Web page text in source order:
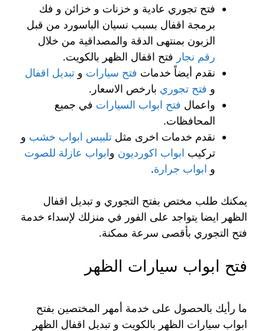
فتح تجوري عادية و خزنات و خزائن و فك
برمجة اقفال بسبب نسيان الباسورد من قبل
الزبون بمنتهى الدقة والمصداقية من خلال
رقم نجار فتح اقفال الظهر بالكويت.
نقدم أيضاً خدمات فتح سيارات و تبديل اقفال
و فتح تجوري بارخص الاسعار.
واعمال فتح ابواب السيارات في جميع
المحافظات.
نقدم خدمات اخرى مثل تلبيس ابواب خشب و
تركيب ابواب اكورديون وابواب عازلة للصوت
و ابواب جرارة.
يمكنك طلب مختص بفتح التجوري و تبديل اقفال
الظهر ايضا يتواجد على الفور في منزلك لإسداء خدمة
فتح التجوري بأقصى سرعة ممكنة.
فتح ابواب سيارات الظهر
ما رأيك بالحصول على خدمة أمهر المختصين بفتح
ابواب سيارات الظهر بالكويت و تبديل اقفال الظهر